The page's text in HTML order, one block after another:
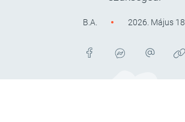
B.A. 2026. Május 18.